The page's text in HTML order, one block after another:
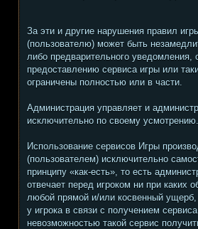
За эти и другие нарушения правил
(пользователю) может быть
либо предварительного уведомления,
предоставлению сервиса игры или
ограничены полностью или в части.
Администрация управляет и
исключительно по своему усмотрению.
Использование сервисов Игры
(пользователем) исключительно
принципу «как-есть», то есть
отвечает перед игроком ни при каких
любой прямой и/или косвенный
у игрока в связи с получением
невозможностью такой сервис